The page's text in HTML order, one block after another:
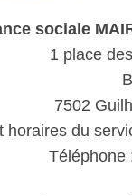
sociale
1 place
7502
horaires du
Téléphone